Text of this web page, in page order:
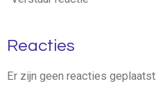
Reacties
Er zijn geen reacties geplaatst.